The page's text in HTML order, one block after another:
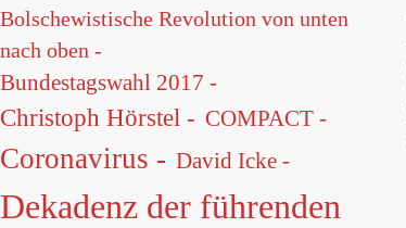
Bolschewistische Revolution von unten
nach oben -
Bundestagswahl 2017 -
Christoph Hörstel - COMPACT -
Coronavirus - David Icke -
Dekadenz der führenden